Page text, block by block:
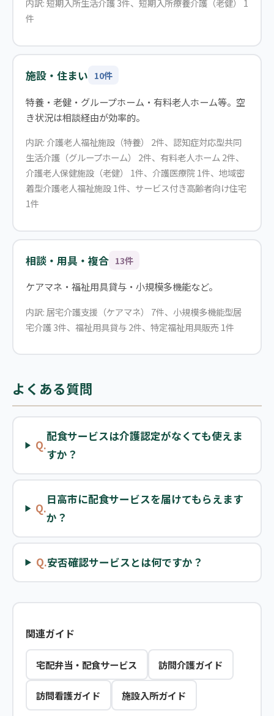
内訳: 短期入所生活介護 3件、短期入所療養介護（老健） 1
件
施設・住まい 10件
特養・老健・グループホーム・有料老人ホーム等。空
き状況は相談経由が効率的。
内訳: 介護老人福祉施設（特養） 2件、認知症対応型共同
生活介護（グループホーム） 2件、有料老人ホーム 2件、
介護老人保健施設（老健） 1件、介護医療院 1件、地域密
着型介護老人福祉施設 1件、サービス付き高齢者向け住宅
1件
相談・用具・複合 13件
ケアマネ・福祉用具貸与・小規模多機能など。
内訳: 居宅介護支援（ケアマネ） 7件、小規模多機能型居
宅介護 3件、福祉用具貸与 2件、特定福祉用具販売 1件
よくある質問
Q.
配食サービスは介護認定がなくても使えま
すか？
Q.
日高市に配食サービスを届けてもらえます
か？
Q.安否確認サービスとは何ですか？
関連ガイド
宅配弁当・配食サービス 訪問介護ガイド
訪問看護ガイド 施設入所ガイド